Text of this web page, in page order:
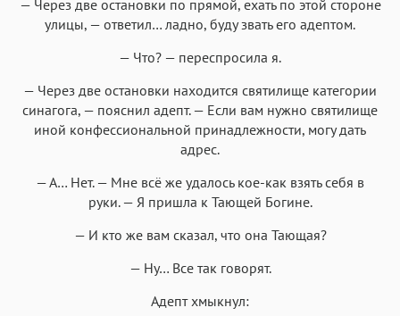
— Через две остановки по прямой, ехать по этой стороне
улицы, — ответил… ладно, буду звать его адептом.
— Что? — переспросила я.
— Через две остановки находится святилище категории
синагога, — пояснил адепт. — Если вам нужно святилище
иной конфессиональной принадлежности, могу дать
адрес.
— А… Нет. — Мне всё же удалось кое-как взять себя в
руки. — Я пришла к Тающей Богине.
— И кто же вам сказал, что она Тающая?
— Ну… Все так говорят.
Адепт хмыкнул: